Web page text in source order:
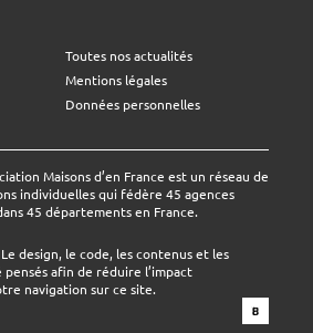
Toutes nos actualités
Mentions légales
Données personnelles
Maisons d’en France est un réseau de
individuelles qui fédère 45 agences
45 départements en France.
Le design, le code, les contenus et les
afin de réduire l’impact
navigation sur ce site.